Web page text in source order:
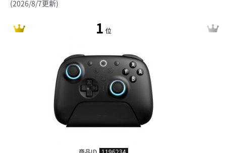
(2026/8/7更新)
1 位